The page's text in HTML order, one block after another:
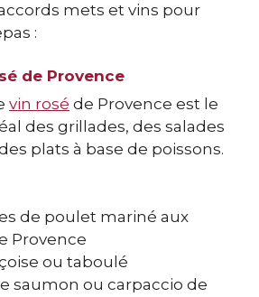
mets et vins pour
:
de Provence
vin rosé de Provence est le
des grillades, des salades
plats à base de poissons.
de poulet mariné aux
Provence
ou taboulé
saumon ou carpaccio de